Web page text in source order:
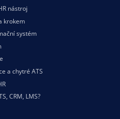
nástroj
krokem
systém
a chytré ATS
CRM, LMS?